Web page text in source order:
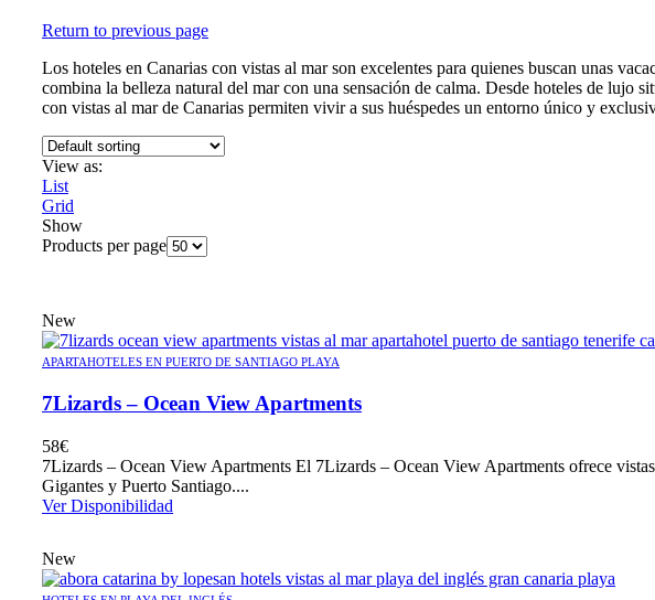
Return to previous page
Los hoteles en Canarias con vistas al mar son excelentes para quienes buscan unas
combina la belleza natural del mar con una sensación de calma. Desde hoteles de lujo
con vistas al mar de Canarias permiten vivir a sus huéspedes un entorno único y
View as:
List
Grid
Show
Products per page
New
APARTAHOTELES EN PUERTO DE SANTIAGO PLAYA
7Lizards – Ocean View Apartments
58€
7Lizards – Ocean View Apartments El 7Lizards – Ocean View Apartments ofrece
Gigantes y Puerto Santiago....
Ver Disponibilidad
New